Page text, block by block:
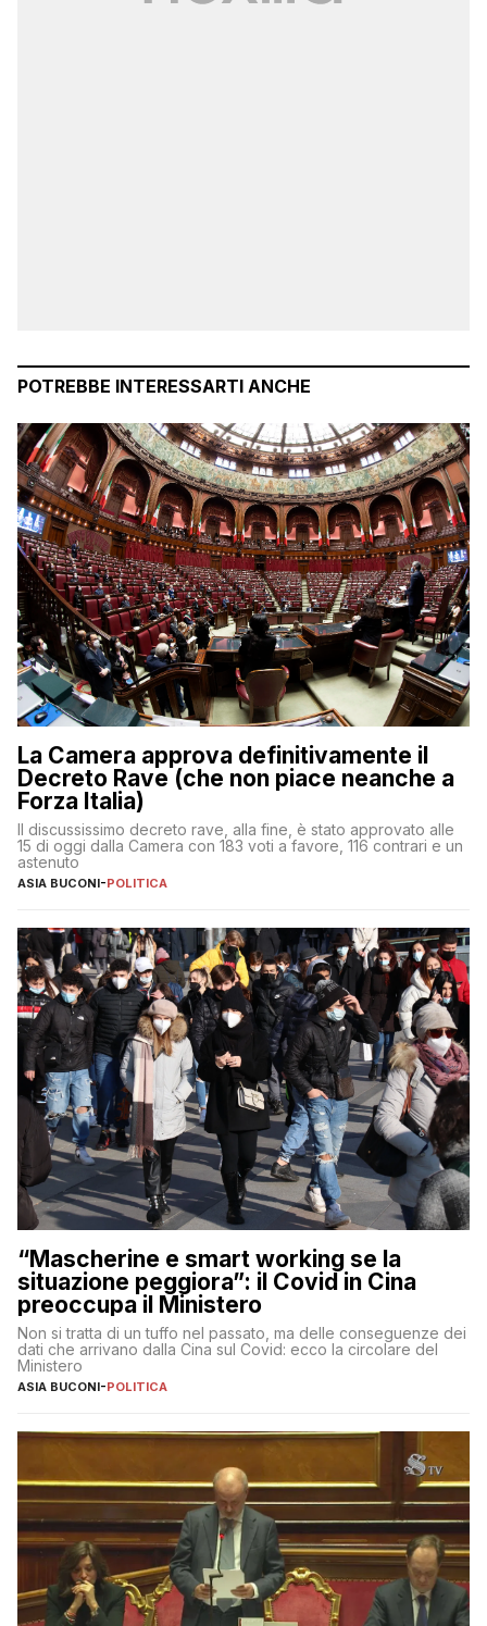
POTREBBE INTERESSARTI ANCHE
La Camera approva definitivamente il
Decreto Rave (che non piace neanche a
Forza Italia)
Il discussissimo decreto rave, alla fine, è stato approvato alle
15 di oggi dalla Camera con 183 voti a favore, 116 contrari e un
astenuto
ASIA BUCONI-POLITICA
“Mascherine e smart working se la
situazione peggiora”: il Covid in Cina
preoccupa il Ministero
Non si tratta di un tuffo nel passato, ma delle conseguenze dei
dati che arrivano dalla Cina sul Covid: ecco la circolare del
Ministero
ASIA BUCONI-POLITICA